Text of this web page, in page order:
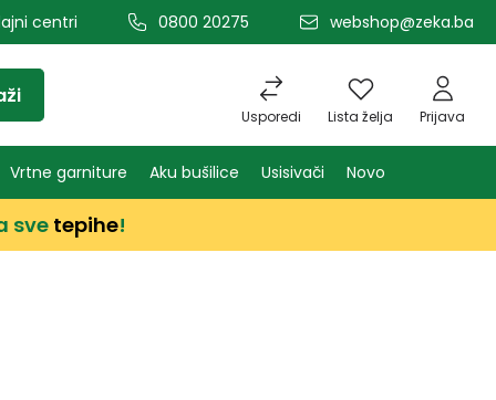
centri 0800 20275 webshop@zeka.ba
Usporedi Lista želja Prijava
Vrtne garniture Aku bušilice Usisivači Novo
sve tepihe!